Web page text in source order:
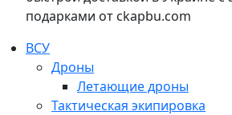
подарками от ckapbu.com
ВСУ
Дроны
Летающие дроны
Тактическая экипировка